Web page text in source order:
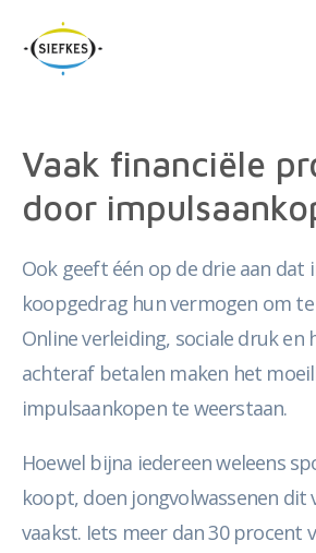
Vaak financiële
door
Ook geeft één op de drie aan dat
koopgedrag hun vermogen om
Online verleiding, sociale druk en
achteraf betalen maken het
impulsaankopen te weerstaan.
Hoewel bijna iedereen weleens
koopt, doen jongvolwassenen dit
vaakst. Iets meer dan 30 procent